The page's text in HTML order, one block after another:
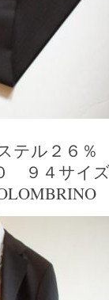
テル２６
９４サイ